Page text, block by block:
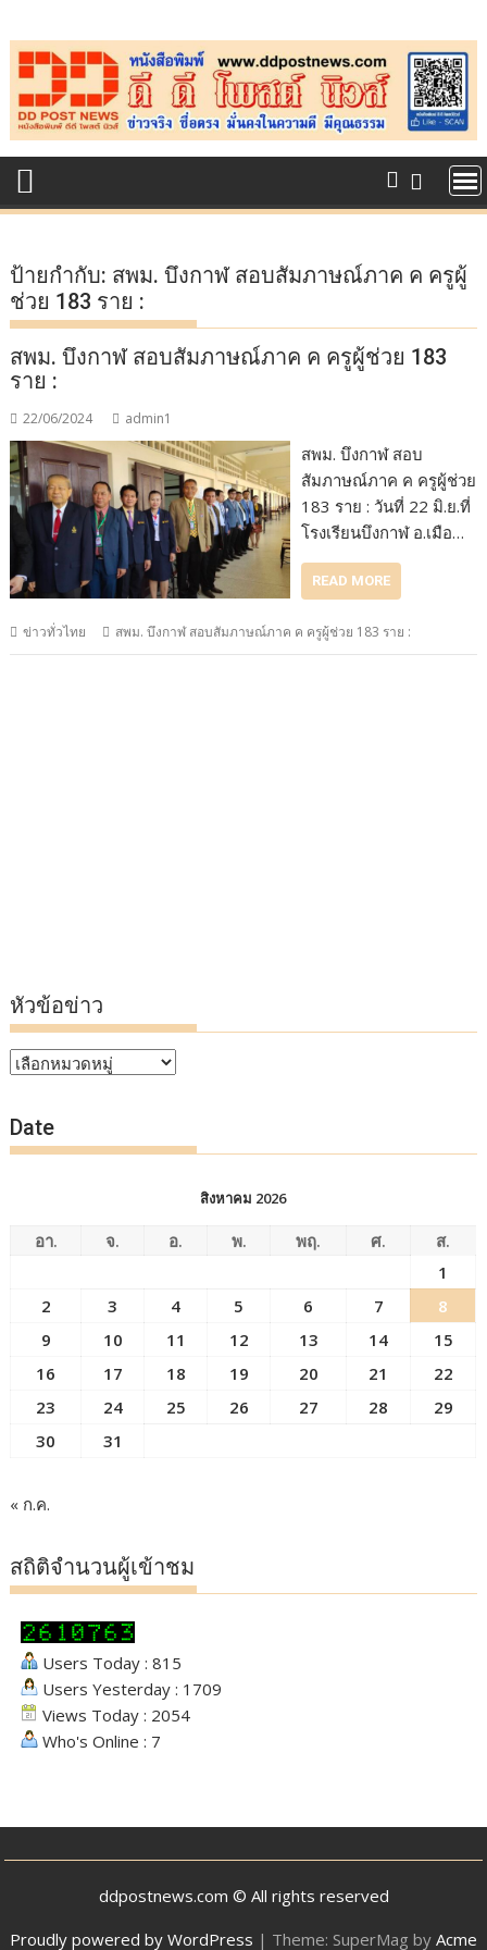
to
content
ป้ายกำกับ: สพม. บึงกาฬ สอบสัมภาษณ์ภาค ค ครูผู้
ช่วย 183 ราย :
สพม. บึงกาฬ สอบสัมภาษณ์ภาค ค ครูผู้ช่วย 183
ราย :
22/06/2024 admin1
สพม. บึงกาฬ สอบ
สัมภาษณ์ภาค ค ครูผู้ช่วย
183 ราย : วันที่ 22 มิ.ย.ที่
โรงเรียนบึงกาฬ อ.เมือ…
READ MORE
ข่าวทั่วไทย สพม. บึงกาฬ สอบสัมภาษณ์ภาค ค ครูผู้ช่วย 183 ราย :
หัวข้อข่าว
หัวข้อ
Date
สิงหาคม 2026
อา. จ. อ. พ. พฤ. ศ.
ส.
1
2
3 4 5 6 7
8
9
10 11 12 13 14
15
16
17 18 19 20 21
22
23
24 25 26 27 28
29
30
31
« ก.ค.
สถิติจำนวนผู้เข้าชม
Users Today : 815
Users Yesterday : 1709
Views Today : 2054
Who's Online : 7
ddpostnews.com © All rights reserved
Proudly powered by WordPress | Theme: SuperMag by Acme